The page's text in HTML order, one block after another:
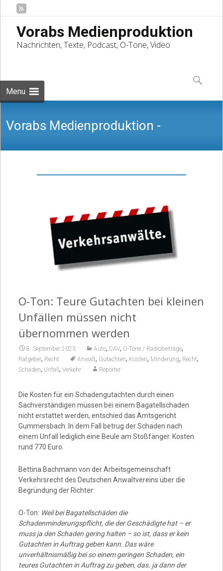
Vorabs Medienproduktion
Nachrichten, Texte, Podcast, O-Töne, Video
Menu
to
content
Suchen
nach:
Vorabs Medienproduktion -
Nachrichten, Texte, Podcast, O-Töne,
O-Ton: Teure Gutachten bei kleinen
Unfällen müssen nicht
übernommen werden
8. September 2023 Auto, DAV, O-Töne / Radiobeiträge,
Ratgeber, Recht Anwalt, Gutachten, Kosten, Minderung, Recht,
Schaden, Unfall , Verkehr Reporter
Die Kosten für ein Schadengutachten durch einen
Sachverständigen müssen bei einem Bagatellschaden
nicht erstattet werden, entschied das Amtsgericht
Gummersbach. In dem Fall betrug der Schaden nach
einem Unfall lediglich eine Beule am Stoßfänger. Kosten
rund 770 Euro.
Bettina Bachmann von der Arbeitsgemeinschaft
Verkehrsrecht des Deutschen Anwaltvereins über die
Begründung der Richter:
O-Ton: Weil bei Bagatellschäden die
Schadenminderungspflicht, die der Geschädigte hat – er
muss ja den Schaden gering halten – so ist, dass er kein
Gutachten in Auftrag geben kann. Das wäre
unverhältnismäßig bei so einem geringen Schaden, ein
teures Gutachten in Auftrag zu geben, das. ja dann der